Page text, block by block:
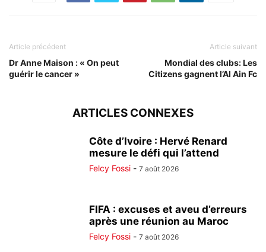
Article précédent
Dr Anne Maison : « On peut
guérir le cancer »
Article suivant
Mondial des clubs: Les
Citizens gagnent l’Al Ain Fc
ARTICLES CONNEXES
Côte d’Ivoire : Hervé Renard
mesure le défi qui l’attend
Felcy Fossi - 7 août 2026
FIFA : excuses et aveu d’erreurs
après une réunion au Maroc
Felcy Fossi - 7 août 2026